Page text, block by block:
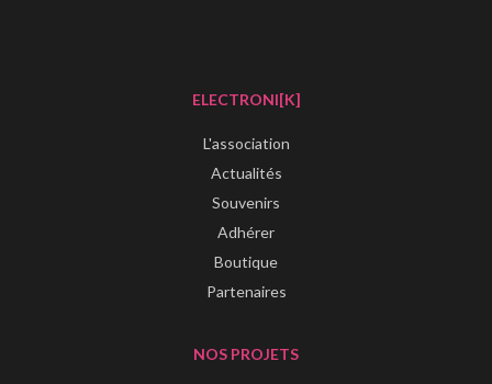
ELECTRONI[K]
L'association
Actualités
Souvenirs
Adhérer
Boutique
Partenaires
NOS PROJETS